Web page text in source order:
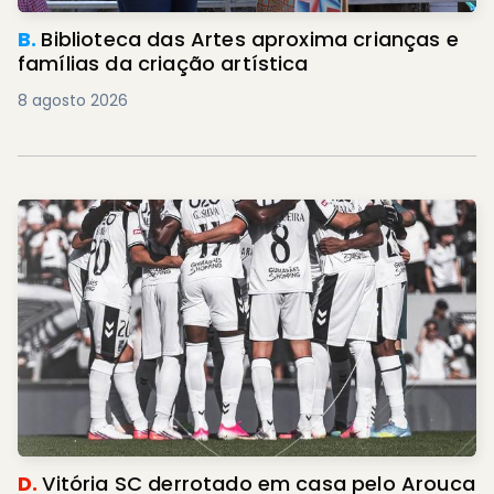
B. Biblioteca das Artes aproxima crianças e
famílias da criação artística
8 agosto 2026
D.Vitória SC derrotado em casa pelo Arouca